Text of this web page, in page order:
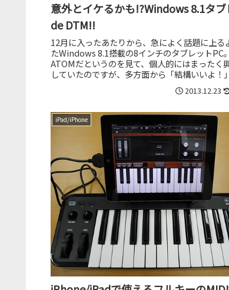
意外とイケるかも!?Windows 8.1タブ
de DTM!!
12月に入ったあたりから、急によく話題に上る
たWindows 8.1搭載の8インチのタブレットPC
ATOMだというのを見て、個人的にはまったく
していたのですが、多方面から「結構いいよ！
2013.12.23
iPad/iPhone